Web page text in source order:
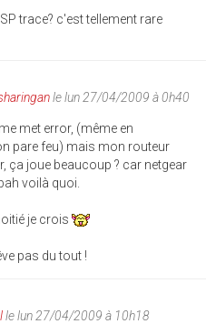
trace? c'est tellement rare
le lun 27/04/2009 à 0h40
met error, (même en
pare feu) mais mon routeur
ça joue beaucoup ? car netgear
voilà quoi.
je crois
pas du tout !
le lun 27/04/2009 à 10h18